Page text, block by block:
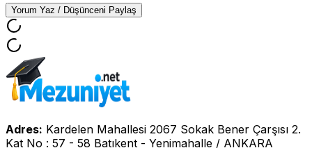
Yorum Yaz / Düşünceni Paylaş
Adres: Kardelen Mahallesi 2067 Sokak Bener Çarşısı 2.
Kat No : 57 - 58 Batıkent - Yenimahalle / ANKARA